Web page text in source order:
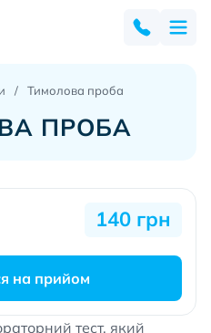
Тимолова проба
ПРОБА
тест, який
140 грн
на прийом